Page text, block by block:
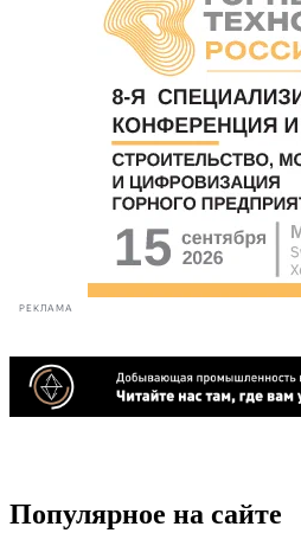
РЕКЛАМА
Популярное на сайте